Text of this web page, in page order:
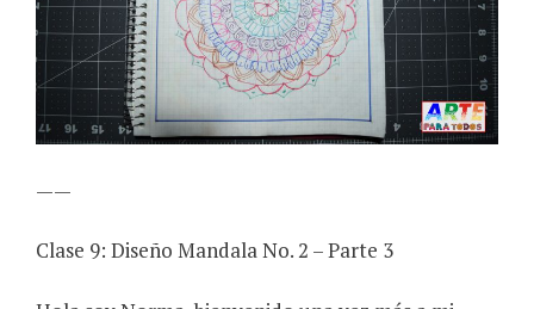
——
Clase 9: Diseño Mandala No. 2 – Parte 3